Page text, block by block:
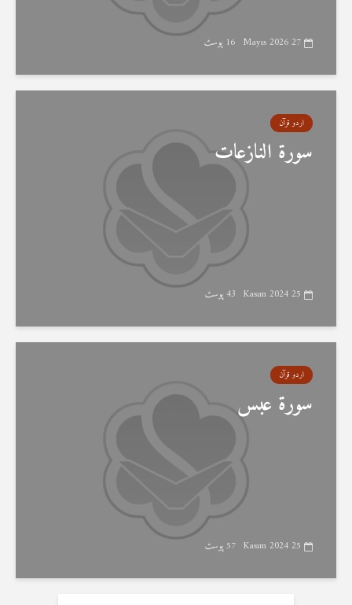
27 Mayıs 2026 16 پوسٹ
اردو قرآن
سورۃ النازعات
25 Kasım 2024 43 پوسٹ
اردو قرآن
سورۃ عبس
25 Kasım 2024 57 پوسٹ